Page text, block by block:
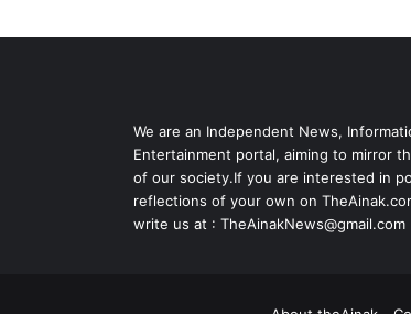
We are an Independent News,
Entertainment portal, aiming to mirror
of our society.If you are interested in
reflections of your own on
write us at : TheAinakNews@gmail.com